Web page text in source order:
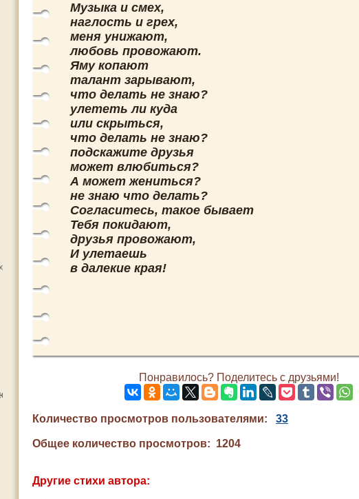
Музыка и смех,
наглость и грех,
меня унижают,
любовь провожают.
Яму копают
талант зарывают,
что делать не знаю?
улететь ли куда
или скрыться,
что делать не знаю?
подскажите друзья
может влюбиться?
А может жениться?
не знаю что делать?
Согласитесь, такое бывает
Тебя покидают,
друзья провожают,
И улетаешь
в далекие края!
Понравилось? Поделитесь с друзьями!
Количество просмотров пользователями: 33
Общее количество просмотров: 1204
Другие стихи автора: